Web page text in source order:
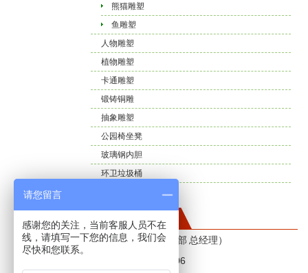
熊猫雕塑
鱼雕塑
人物雕塑
植物雕塑
卡通雕塑
锻铸铜雕
抽象雕塑
公园椅坐凳
玻璃钢内胆
环卫垃圾桶
健身器材游乐设施
联系人：钟慧（销售部 总经理）
电话： 028-87031206
请您留言
感谢您的关注，当前客服人员不在
线，请填写一下您的信息，我们会
尽快和您联系。